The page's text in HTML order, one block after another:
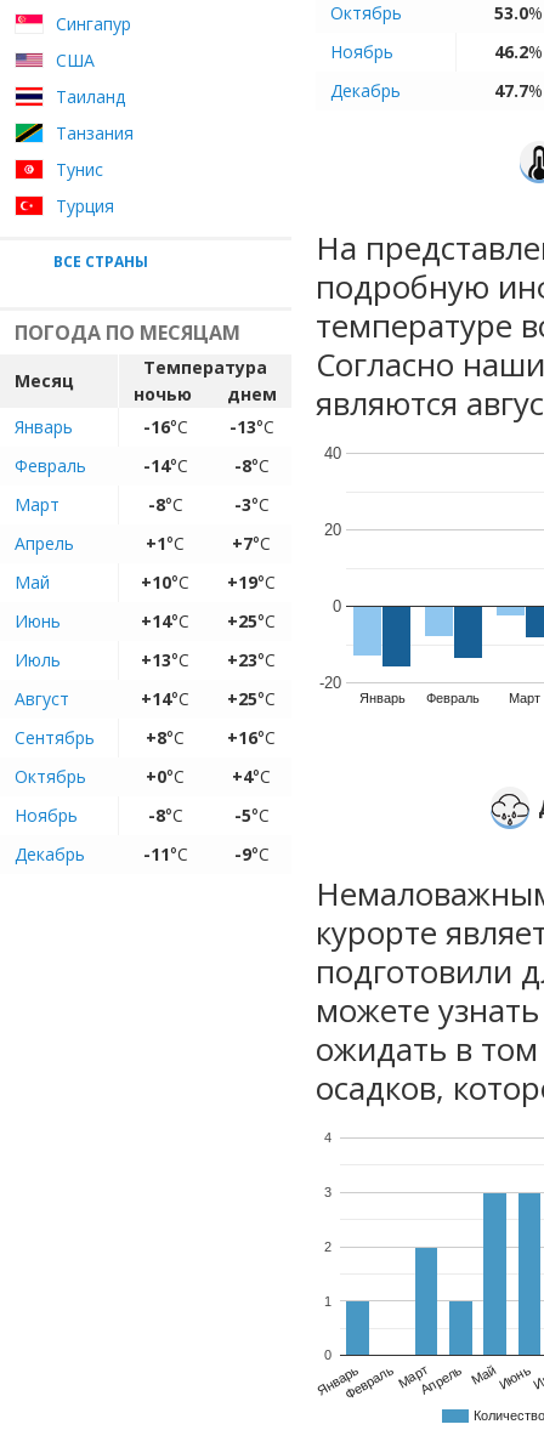
Сингапур
США
Таиланд
Танзания
Тунис
Турция
ВСЕ СТРАНЫ
ПОГОДА ПО МЕСЯЦАМ
Месяц
Температура
ночью
днем
Январь
-16°C -13°C
Февраль
-14°C -8°C
Март
-8°C -3°C
Апрель
+1°C +7°C
Май
+10°C +19°C
Июнь
+14°C +25°C
Июль
+13°C +23°C
Август
+14°C +25°C
Сентябрь
+8°C +16°C
Октябрь
+0°C +4°C
Ноябрь
-8°C -5°C
Декабрь
-11°C -9°C
Октябрь
53.0%
Ноябрь
46.2%
Декабрь
47.7%
На
подробную
температуре
Согласно
являются
Январь Февраль Март
-20
0
20
40
курорте
подготовили
можете
ожидать в
осадков,
ЯнварьФевральМартАпрель МайИюнь
0
1
2
3
4